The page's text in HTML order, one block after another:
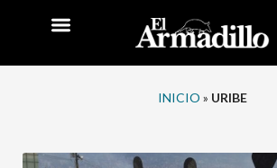
INICIO » URIBE